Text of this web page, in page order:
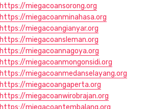
https://miegacoansorong.org
https://miegacoanminahasa.org
https://miegacoangianyar.org
https://miegacoansleman.org
https://miegacoannagoya.org
https://miegacoanmongonsidi.org
https://miegacoanmedanselayang.org
https://miegacoangaperta.org
https://miegacoanwirobrajan.org
https://miegacoantembalang.org